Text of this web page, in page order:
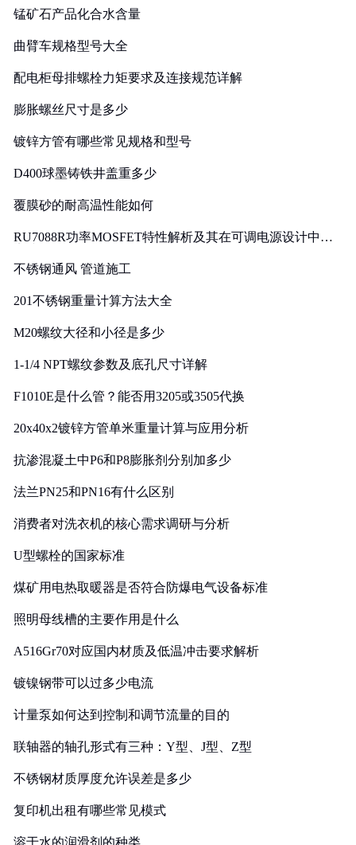
锰矿石产品化合水含量
曲臂车规格型号大全
配电柜母排螺栓力矩要求及连接规范详解
膨胀螺丝尺寸是多少
镀锌方管有哪些常见规格和型号
D400球墨铸铁井盖重多少
覆膜砂的耐高温性能如何
RU7088R功率MOSFET特性解析及其在可调电源设计中的
不锈钢通风 管道施工
201不锈钢重量计算方法大全
M20螺纹大径和小径是多少
1-1/4 NPT螺纹参数及底孔尺寸详解
F1010E是什么管？能否用3205或3505代换
20x40x2镀锌方管单米重量计算与应用分析
抗渗混凝土中P6和P8膨胀剂分别加多少
法兰PN25和PN16有什么区别
消费者对洗衣机的核心需求调研与分析
U型螺栓的国家标准
煤矿用电热取暖器是否符合防爆电气设备标准
照明母线槽的主要作用是什么
A516Gr70对应国内材质及低温冲击要求解析
镀镍钢带可以过多少电流
计量泵如何达到控制和调节流量的目的
联轴器的轴孔形式有三种：Y型、J型、Z型
不锈钢材质厚度允许误差是多少
复印机出租有哪些常见模式
溶于水的润滑剂的种类